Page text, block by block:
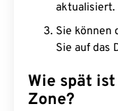
aktualisiert.
Sie können
Sie auf das
Wie spät
Zone?